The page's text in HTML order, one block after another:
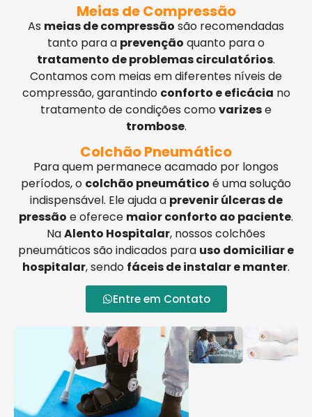
Meias de Compressão
As meias de compressão são recomendadas
tanto para a prevenção quanto para o
tratamento de problemas circulatórios.
Contamos com meias em diferentes níveis de
compressão, garantindo conforto e eficácia no
tratamento de condições comovarizese
trombose.
Colchão Pneumático
Para quem permanece acamado por longos
períodos, o colchão pneumático é uma solução
indispensável. Ele ajuda a prevenir úlceras de
pressão e oferece maior conforto ao paciente.
NaAlento Hospitalar, nossos colchões
pneumáticos são indicados para uso domiciliar e
hospitalar, sendo fáceis de instalar e manter.
Entre em Contato